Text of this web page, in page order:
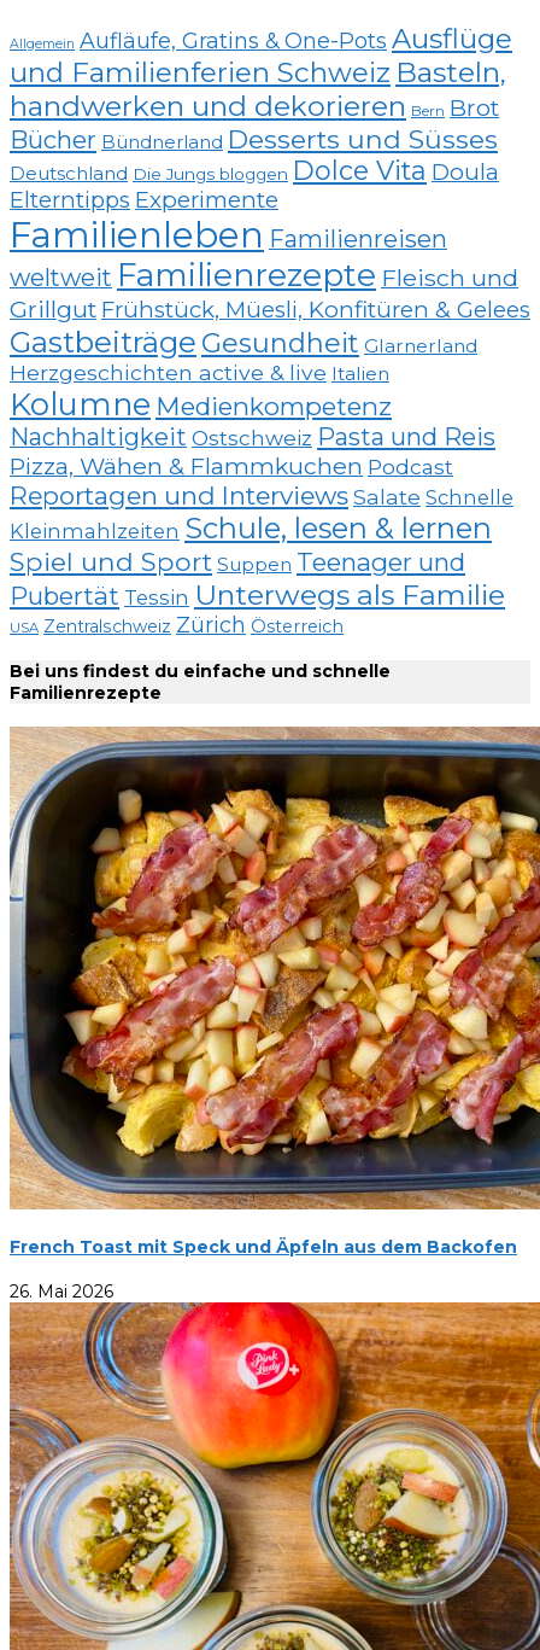
Allgemein Aufläufe, Gratins & One-Pots Ausflüge
und Familienferien Schweiz Basteln,
handwerken und dekorieren Bern Brot
Bücher Bündnerland Desserts und Süsses
Deutschland Die Jungs bloggen Dolce Vita Doula
Elterntipps Experimente
Familienleben Familienreisen
weltweit Familienrezepte Fleisch und
Grillgut Frühstück, Müesli, Konfitüren & Gelees
Gastbeiträge Gesundheit Glarnerland
Herzgeschichten active & live Italien
Kolumne Medienkompetenz
Nachhaltigkeit Ostschweiz Pasta und Reis
Pizza, Wähen & Flammkuchen Podcast
Reportagen und InterviewsSalate Schnelle
Kleinmahlzeiten Schule, lesen & lernen
Spiel und Sport Suppen Teenager und
Pubertät Tessin Unterwegs als Familie
USA Zentralschweiz Zürich Österreich
Bei uns findest du einfache und schnelle
Familienrezepte
French Toast mit Speck und Äpfeln aus dem Backofen
26. Mai 2026